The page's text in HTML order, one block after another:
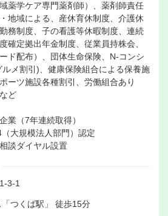
薬学ケア専門薬剤師）、薬剤師責任
地域による、産休育休制度、介護休
務制度、子の看護等休暇制度、連続
確定拠出年金制度、従業員持株会、
ド配布）、団体生命保険、N-コンシ
メ割引)、健康保険組合による保養施
ーツ施設各種割引、労働組合あり
ど
業（7年連続取得）
大規模法人部門）認定
談ダイヤル設置
3-1
つくば駅」 徒歩15分